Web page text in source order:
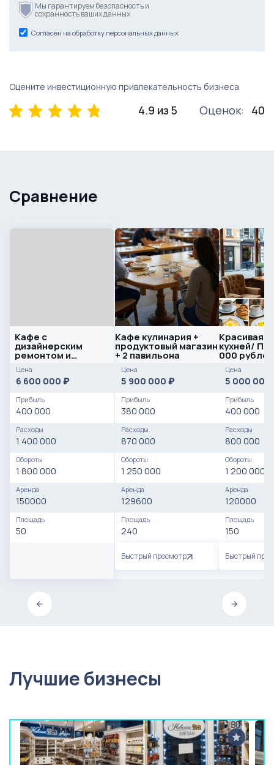
Мы гарантируем безопасность и
сохранность ваших данных
Согласен на обработку персональных данных
Оцените инвестиционную привлекательность бизнеса
4.9 из 5 Оценок: 40
Сравнение
Кафе с
дизайнерским
ремонтом и
вкусной кухней /
Чистая прибыль
400.000
Цена
6 600 000 ₽
Прибыль
400 000
Расходы
1 400 000
Обороты
1 800 000
Аренда
150000
Площадь
50
Кафе кулинария +
продуктовый магазин
+ 2 павильона
Цена
5 900 000 ₽
Прибыль
380 000
Расходы
870 000
Обороты
1 250 000
Аренда
129600
Площадь
240
Быстрый просмотр
Красивая
кухней/
000 рублей
Цена
5 000 000
Прибыль
400 000
Расходы
800 000
Обороты
1 200 000
Аренда
120000
Площадь
150
Быстрый
Лучшие бизнесы